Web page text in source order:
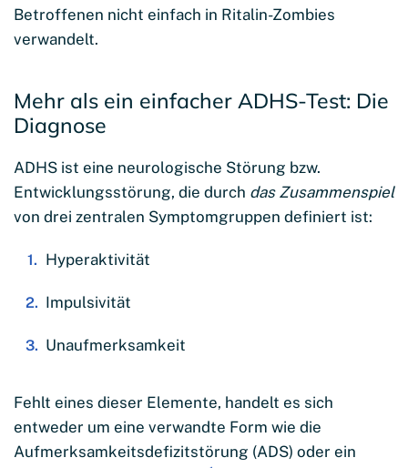
Betroffenen nicht einfach in Ritalin-Zombies
verwandelt.
Mehr als ein einfacher ADHS-Test: Die
Diagnose
ADHS ist eine neurologische Störung bzw.
Entwicklungsstörung, die durch das Zusammenspiel
von drei zentralen Symptomgruppen definiert ist:
Hyperaktivität
Impulsivität
Unaufmerksamkeit
Fehlt eines dieser Elemente, handelt es sich
entweder um eine verwandte Form wie die
Aufmerksamkeitsdefizitstörung (ADS) oder ein